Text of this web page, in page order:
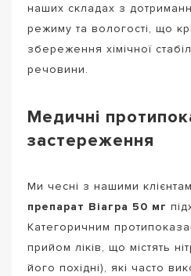
наших складах з
режиму та вологості, що
збереження хімічної
речовини.
Медичні
застереження
Ми чесні з нашими
препарат Віагра 50 мг
Категоричним
прийом ліків, що містять
його похідні), які часто